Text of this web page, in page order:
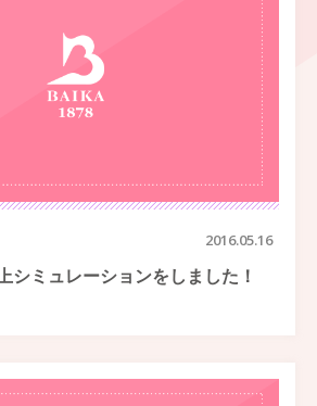
2016.05.16
シミュレーションをしました！